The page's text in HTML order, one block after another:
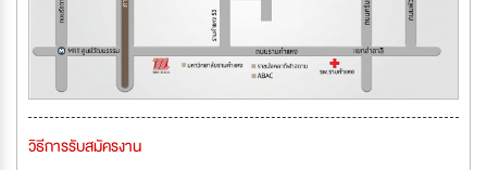
วิธีการรับสมัครงาน